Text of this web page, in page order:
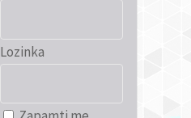
Lozinka